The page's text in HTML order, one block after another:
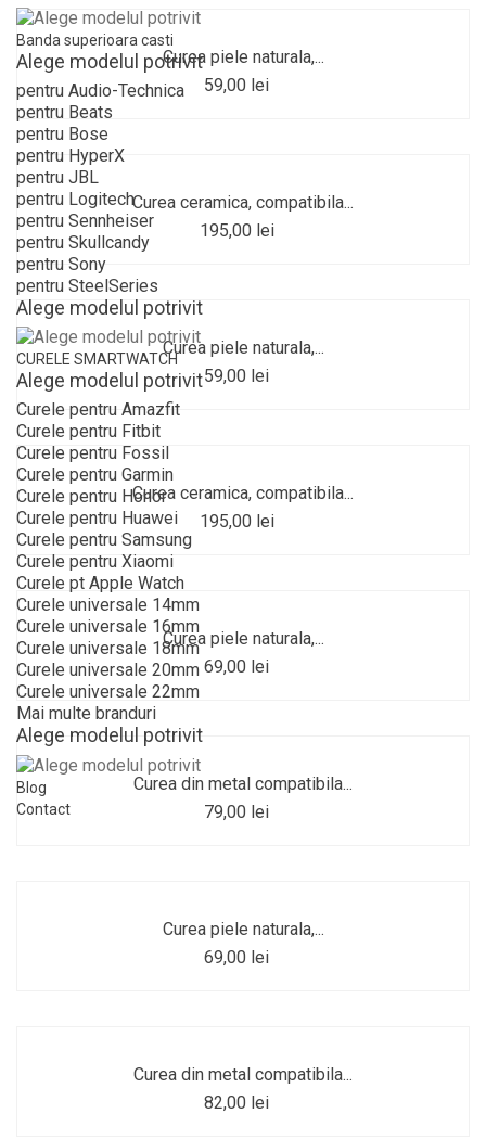
Banda superioara casti
Alege modelul potrivit
pentru Audio-Technica
pentru Beats
pentru Bose
pentru HyperX
pentru JBL
pentru Logitech
pentru Sennheiser
pentru Skullcandy
pentru Sony
pentru SteelSeries
Alege modelul potrivit
CURELE SMARTWATCH
Alege modelul potrivit
Curele pentru Amazfit
Curele pentru Fitbit
Curele pentru Fossil
Curele pentru Garmin
Curele pentru Honor
Curele pentru Huawei
Curele pentru Samsung
Curele pentru Xiaomi
Curele pt Apple Watch
Curele universale 14mm
Curele universale 16mm
Curele universale 18mm
Curele universale 20mm
Curele universale 22mm
Mai multe branduri
Alege modelul potrivit
Blog
Contact
Curea piele naturala,...
59,00 lei
Curea ceramica, compatibila...
195,00 lei
Curea piele naturala,...
59,00 lei
Curea ceramica, compatibila...
195,00 lei
Curea piele naturala,...
69,00 lei
Curea din metal compatibila...
79,00 lei
Curea piele naturala,...
69,00 lei
Curea din metal compatibila...
82,00 lei